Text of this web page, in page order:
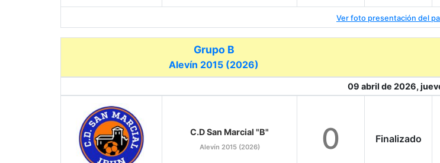
Ver foto presentación del
Grupo B
Alevín 2015 (2026)
09 abril de 2026,
C.D San Marcial "B"
Alevín 2015 (2026) 0 Finalizado